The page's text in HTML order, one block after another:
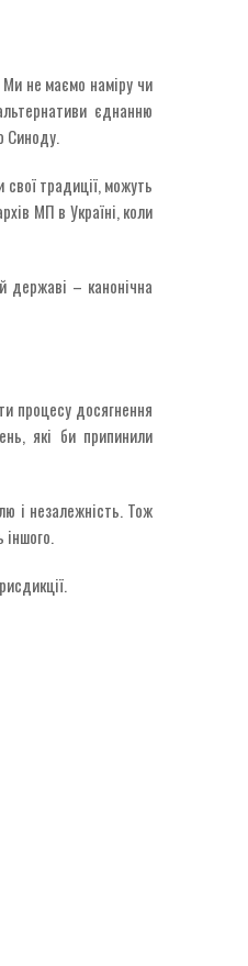
не маємо наміру чи
єднанню
Синоду.
традиції, можуть
МП в Україні, коли
державі – канонічна
процесу досягнення
які би припинили
і незалежність. Тож
іншого.